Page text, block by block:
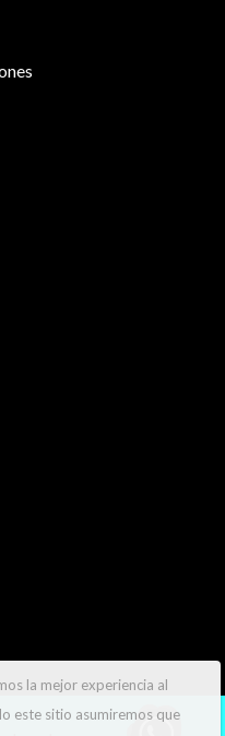
la mejor experiencia al
este sitio asumiremos que